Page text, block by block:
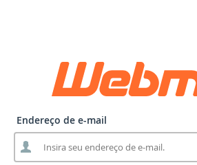
Endereço de e-mail